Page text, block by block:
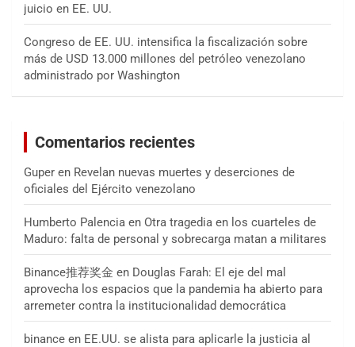
juicio en EE. UU.
Congreso de EE. UU. intensifica la fiscalización sobre
más de USD 13.000 millones del petróleo venezolano
administrado por Washington
Comentarios recientes
Guper en Revelan nuevas muertes y deserciones de
oficiales del Ejército venezolano
Humberto Palencia en Otra tragedia en los cuarteles de
Maduro: falta de personal y sobrecarga matan a militares
Binance推荐奖金 en Douglas Farah: El eje del mal
aprovecha los espacios que la pandemia ha abierto para
arremeter contra la institucionalidad democrática
binance en EE.UU. se alista para aplicarle la justicia al